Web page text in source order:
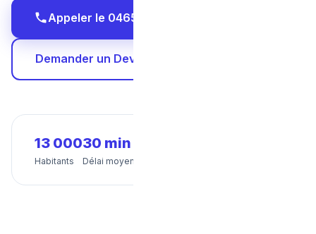
Appeler le 0465 68 51 58
Demander un Devis Gratuit
13 000
Habitants
30 min
Délai moyen